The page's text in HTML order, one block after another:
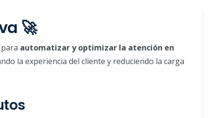
🚀
automatizar y optimizar la atención en
la experiencia del cliente y reduciendo la carga